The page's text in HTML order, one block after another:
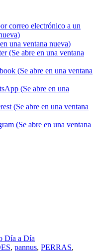
correo electrónico a un
una ventana nueva)
(Se abre en una ventana
(Se abre en una ventana
(Se abre en una
(Se abre en una ventana
(Se abre en una ventana
Día a Día
, pannus, PERRAS,